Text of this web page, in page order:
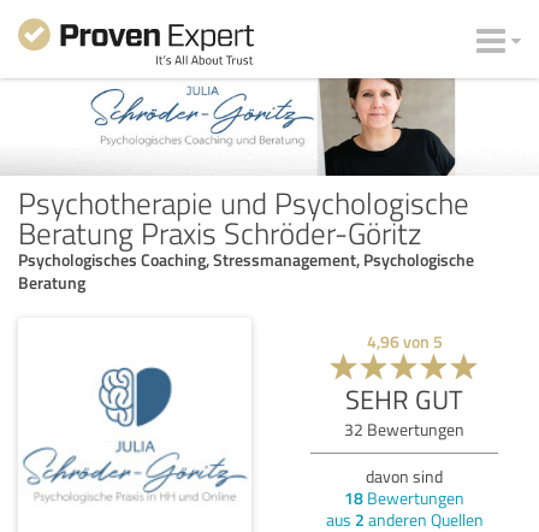
Psychotherapie und Psychologische
Beratung Praxis Schröder-Göritz
Psychologisches Coaching, Stressmanagement, Psychologische
Beratung
4,96von 5
SEHR GUT
32 Bewertungen
davon sind
18 Bewertungen
aus 2 anderen Quellen